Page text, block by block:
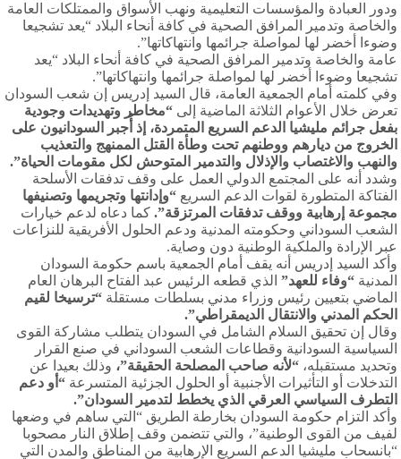
ودور العبادة والمؤسسات التعليمية ونهب الأسواق والممتلكات العامة
والخاصة وتدمير المرافق الصحية في كافة أنحاء البلاد “يعد تشجيعا
وضوءا أخضر لها لمواصلة جرائمها وانتهاكاتها”.
عامة والخاصة وتدمير المرافق الصحية في كافة أنحاء البلاد “يعد
تشجيعا وضوءا أخضر لها لمواصلة جرائمها وانتهاكاتها”.
وفي كلمته أمام الجمعية العامة، قال السيد إدريس إن شعب السودان
تعرض خلال الأعوام الثلاثة الماضية إلى“مخاطر وتهديدات وجودية
بفعل جرائم مليشيا الدعم السريع المتمردة، إذ أُجبر السودانيون على
الخروج من ديارهم ووطنهم تحت وطأة القتل الممنهج والتعذيب
والنهب والاغتصاب والإذلال والتدمير المتوحش لكل مقومات الحياة”.
وشدد أنه على المجتمع الدولي العمل على وقف تدفقات الأسلحة
الفتاكة المتطورة لقوات الدعم السريع“وإدانتها وتجريمها وتصنيفها
مجموعة إرهابية ووقف تدفقات المرتزقة”. كما دعاه لدعم خيارات
الشعب السوداني وحكومته المدنية ودعم الحلول الأفريقية للنزاعات
عبر الإرادة والملكية الوطنية دون وصاية.
وأكد السيد إدريس أنه يقف أمام الجمعية باسم حكومة السودان
المدنية“وفاء للعهد” الذي قطعه الرئيس عبد الفتاح البرهان العام
الماضي بتعيين رئيس وزراء مدني بسلطات مستقلة“ترسيخا لقيم
الحكم المدني والانتقال الديمقراطي”.
وقال إن تحقيق السلام الشامل في السودان يتطلب مشاركة القوى
السياسية السودانية وقطاعات الشعب السوداني في صنع القرار
وتحديد مستقبله،“لأنه صاحب المصلحة الحقيقة”، وذلك بعيدا عن
التدخلات أو التأثيرات الأجنبية أو الحلول الجزئية المتسرعة“أو دعم
التطرف السياسي العرقي الذي يخطط لتدمير السودان”.
وأكد التزام حكومة السودان بخارطة الطريق “التي ساهم في وضعها
لفيف من القوى الوطنية”، والتي تتضمن وقف إطلاق النار مصحوبا
“بانسحاب مليشيا الدعم السريع الإرهابية من المناطق والمدن التي